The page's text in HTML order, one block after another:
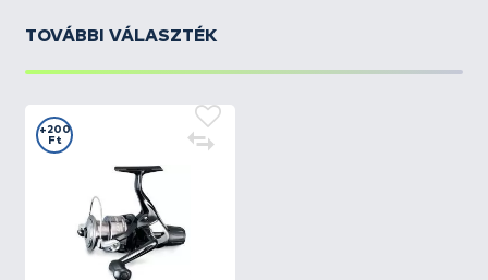
TOVÁBBI VÁLASZTÉK
+200
Ft